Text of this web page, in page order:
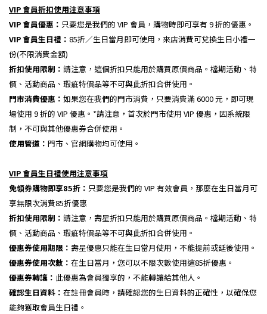
VIP 會員折扣使用注意事項
VIP 會員優惠： 只要您是我們的 VIP 會員，購物時即可享有 9 折的優惠。
VIP 會員生日禮： 85折／生日當月即可使用，來店消費可兌換生日小禮一
份(不限消費金額)
折扣使用限制： 請注意，這個折扣只能用於購買原價商品。檔期活動、特
價、活動商品、瑕疵特價品等不可與此折扣合併使用。
門市消費優惠： 如果您在我們的門市消費，只要消費滿 6000 元，即可現
場使用 9 折的 VIP 優惠。*請注意，首次於門市使用 VIP 優惠，因系統限
制，不可與其他優惠券合併使用。
使用管道： 門市、官網購物均可使用。
VIP 會員生日禮使用注意事項
免領券購物即享85折： 只要您是我們的 VIP 有效會員，那麼在生日當月可
享無限次消費85折優惠
折扣使用限制： 請注意，壽星折扣只能用於購買原價商品。檔期活動、特
價、活動商品、瑕疵特價品等不可與此折扣合併使用。
優惠券使用期限： 壽星優惠只能在生日當月使用，不能提前或延後使用。
優惠券使用次數： 在生日當月，您可以不限次數使用這85折優惠。
優惠券轉讓： 此優惠為會員獨享的，不能轉讓給其他人。
確認生日資料： 在註冊會員時，請確認您的生日資料的正確性，以確保您
能夠獲取會員生日禮。